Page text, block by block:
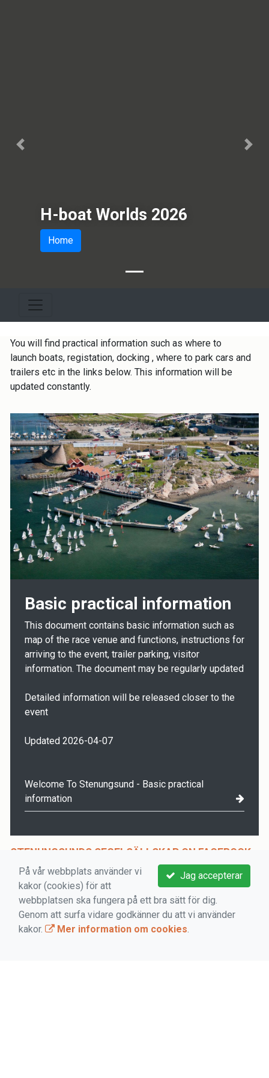
H-boat Worlds 2026
Home
Previous Next
You will find practical information such as where to
launch boats, registation, docking , where to park cars and
trailers etc in the links below. This information will be
updated constantly.
Basic practical information
This document contains basic information such as
map of the race venue and functions, instructions for
arriving to the event, trailer parking, visitor
information. The document may be regularly updated
Detailed information will be released closer to the
event
Updated 2026-04-07
Welcome To Stenungsund - Basic practical
information
STENUNGSUNDS SEGELSÄLLSKAP ON FACEBOOK
Jag accepterar
På vår webbplats använder vi
kakor (cookies) för att
webbplatsen ska fungera på ett bra sätt för dig.
Genom att surfa vidare godkänner du att vi använder
kakor.
Mer information om cookies.